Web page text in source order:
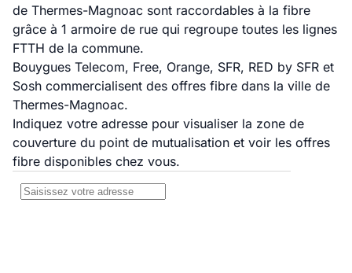
de Thermes-Magnoac sont raccordables à la fibre
grâce à 1 armoire de rue qui regroupe toutes les lignes
FTTH de la commune.
Bouygues Telecom, Free, Orange, SFR, RED by SFR et
Sosh commercialisent des offres fibre dans la ville de
Thermes-Magnoac.
Indiquez votre adresse pour visualiser la zone de
couverture du point de mutualisation et voir les offres
fibre disponibles chez vous.